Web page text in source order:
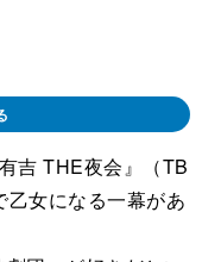
吉 THE夜会』（TB
女になる一幕があ